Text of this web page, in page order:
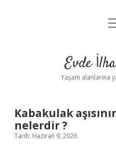
Yasal
Evde
Yaşam alanlarına
Kabakulak
nelerdir ?
Tarih: Haziran 9, 2026